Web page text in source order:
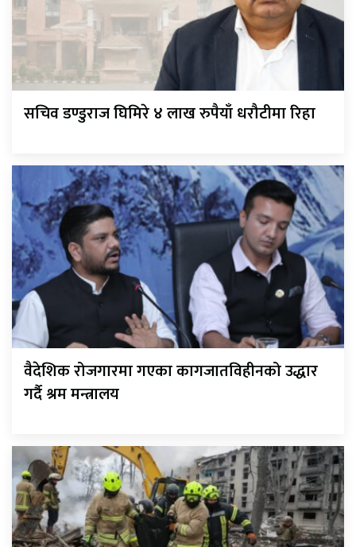
सचिव डण्डुराज घिमिरे ४ लाख रुपैयाँ धरौटीमा रिहा
वैदेशिक रोजगारमा गएका कागजातविहीनको उद्धार
गर्दै श्रम मन्त्रालय